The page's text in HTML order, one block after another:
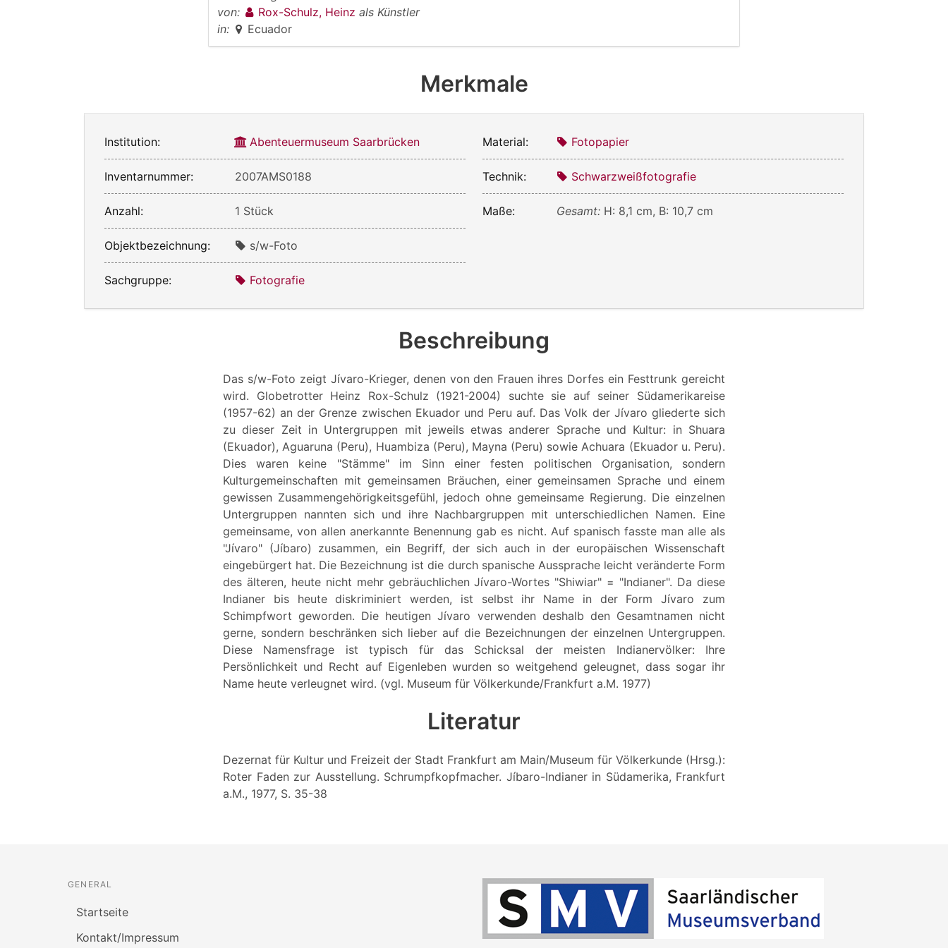
von:
Rox-Schulz, Heinz als Künstler
in:
Ecuador
Merkmale
Institution: Abenteuermuseum Saarbrücken
Inventarnummer: 2007AMS0188
Anzahl: 1 Stück
Objektbezeichnung: s/w-Foto
Sachgruppe: Fotografie
Material: Fotopapier
Technik: Schwarzweißfotografie
Maße: Gesamt: H: 8,1 cm, B: 10,7 cm
Beschreibung
Das s/w-Foto zeigt Jívaro-Krieger, denen von den Frauen ihres Dorfes ein Festtrunk gereicht
wird. Globetrotter Heinz Rox-Schulz (1921-2004) suchte sie auf seiner Südamerikareise
(1957-62) an der Grenze zwischen Ekuador und Peru auf. Das Volk der Jívaro gliederte sich
zu dieser Zeit in Untergruppen mit jeweils etwas anderer Sprache und Kultur: in Shuara
(Ekuador), Aguaruna (Peru), Huambiza (Peru), Mayna (Peru) sowie Achuara (Ekuador u. Peru).
Dies waren keine "Stämme" im Sinn einer festen politischen Organisation, sondern
Kulturgemeinschaften mit gemeinsamen Bräuchen, einer gemeinsamen Sprache und einem
gewissen Zusammengehörigkeitsgefühl, jedoch ohne gemeinsame Regierung. Die einzelnen
Untergruppen nannten sich und ihre Nachbargruppen mit unterschiedlichen Namen. Eine
gemeinsame, von allen anerkannte Benennung gab es nicht. Auf spanisch fasste man alle als
"Jívaro" (Jíbaro) zusammen, ein Begriff, der sich auch in der europäischen Wissenschaft
eingebürgert hat. Die Bezeichnung ist die durch spanische Aussprache leicht veränderte Form
des älteren, heute nicht mehr gebräuchlichen Jívaro-Wortes "Shiwiar" = "Indianer". Da diese
Indianer bis heute diskriminiert werden, ist selbst ihr Name in der Form Jívaro zum
Schimpfwort geworden. Die heutigen Jívaro verwenden deshalb den Gesamtnamen nicht
gerne, sondern beschränken sich lieber auf die Bezeichnungen der einzelnen Untergruppen.
Diese Namensfrage ist typisch für das Schicksal der meisten Indianervölker: Ihre
Persönlichkeit und Recht auf Eigenleben wurden so weitgehend geleugnet, dass sogar ihr
Name heute verleugnet wird. (vgl. Museum für Völkerkunde/Frankfurt a.M. 1977)
Literatur
Dezernat für Kultur und Freizeit der Stadt Frankfurt am Main/Museum für Völkerkunde (Hrsg.):
Roter Faden zur Ausstellung. Schrumpfkopfmacher. Jíbaro-Indianer in Südamerika, Frankfurt
a.M., 1977, S. 35-38
GENERAL
Startseite
Kontakt/Impressum